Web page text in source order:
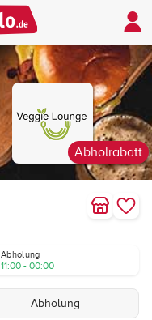
Abholrabatt
Abholung
11:00 - 00:00
Abholung